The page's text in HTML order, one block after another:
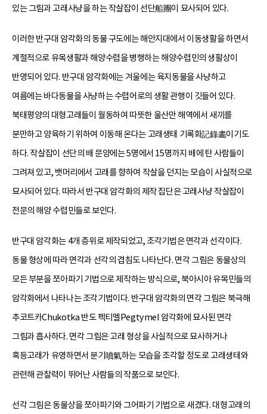
있는 그림과 고래사냥을 하는 작살잡이 선단船團이 묘사되어 있다.
이러한 반구대 암각화의 동물 구도에는 해안지대에서 이동생활을 하면서
계절적으로 유목생활과 해양수렵을 병행하는 해양수렵민의 생활상이
반영되어 있다. 반구대 암각화에는 겨울에는 육지동물을 사냥하고
여름에는 바다동물을 사냥하는 수렵어로의 생활 관행이 깃들어 있다.
북태평양의 대형고래들이 월동하여 따뜻한 울산만 해역에서 새끼를
분만하고 양육하기 위하여 이동해 온다는 고래생태 기록화記錄畵이기도
하다. 작살잡이 선단의 배 문양에는 5명에서 15명까지 배에 탄 사람들이
그려져 있고, 뱃머리에서 고래를 향하여 작살을 던지는 모습이 사실적으로
묘사되어 있다. 따라서 반구대 암각화의 제작 집단은 고래사냥 작살잡이
전문의 해양 수렵민들로 보인다.
반구대 암각화는 4개 층위로 제작되었고, 조각기법은 면각과 선각이다.
동물 형상에 따라 면각과 선각의 겹침도 나타난다. 면각 그림은 동물상의
모든 부분을 쪼아파기 기법으로 제작하는 방식으로, 북아시아 유목민들의
암각화에서 나타나는 조각기법이다. 반구대 암각화의 면각 그림은 북극해
추코트카Chukotka 반도 펙티멜Pegtymel 암각화에 묘사된 면각
그림과 흡사하다. 면각 그림은 고래 형상을 사실적으로 묘사하거나
혹등고래가 유영하면서 분기噴氣하는 모습을 조각할 정도로 고래생태와
관련해 관찰력이 뛰어난 사람들의 작품으로 보인다.
선각 그림은 동물상을 쪼아파기와 그어파기 기법으로 새겼다. 대형고래의